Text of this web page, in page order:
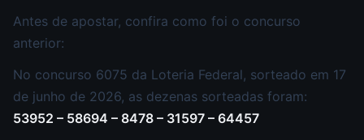
Antes de apostar, confira como foi o concurso
anterior:
No concurso 6075 da Loteria Federal, sorteado em 17
de junho de 2026, as dezenas sorteadas foram:
53952 – 58694 – 8478 – 31597 – 64457